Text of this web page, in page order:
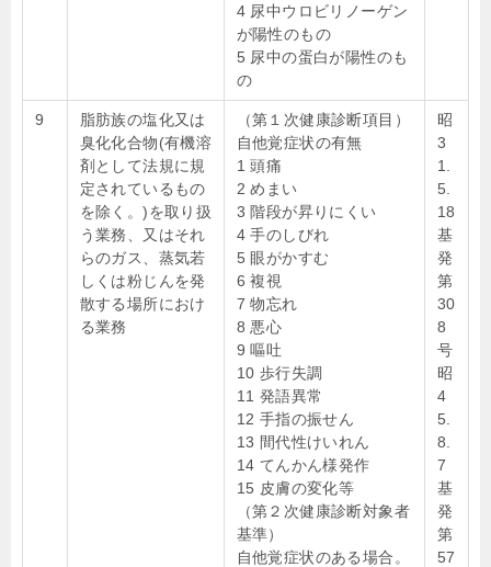
4 尿中ウロビリノーゲン
が陽性のもの
5 尿中の蛋白が陽性のも
の
9
脂肪族の塩化又は
臭化化合物(有機溶
剤として法規に規
定されているもの
を除く。)を取り扱
う業務、又はそれ
らのガス、蒸気若
しくは粉じんを発
散する場所におけ
る業務
（第１次健康診断項目）
自他覚症状の有無
1 頭痛
2 めまい
3 階段が昇りにくい
4 手のしびれ
5 眼がかすむ
6 複視
7 物忘れ
8 悪心
9 嘔吐
10 歩行失調
11 発語異常
12 手指の振せん
13 間代性けいれん
14 てんかん様発作
15 皮膚の変化等
（第２次健康診断対象者
基準）
自他覚症状のある場合。
昭
3
1.
5.
18
基
発
第
30
8
号
昭
4
5.
8.
7
基
発
第
57